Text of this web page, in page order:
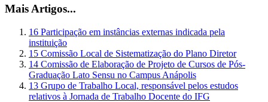
Mais Artigos...
16 Participação em instâncias externas indicada pela
instituição
15 Comissão Local de Sistematização do Plano Diretor
14 Comissão de Elaboração de Projeto de Cursos de Pós-
Graduação Lato Sensu no Campus Anápolis
13 Grupo de Trabalho Local, responsável pelos estudos
relativos à Jornada de Trabalho Docente do IFG